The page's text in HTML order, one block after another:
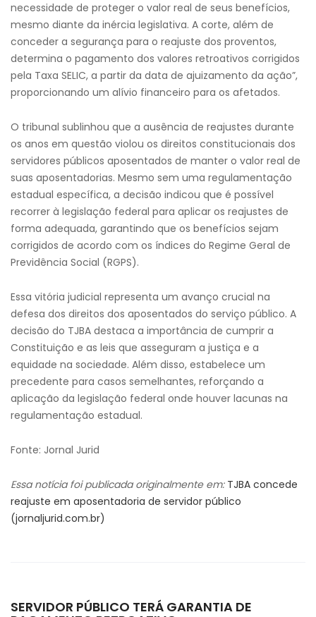
necessidade de proteger o valor real de seus benefícios,
mesmo diante da inércia legislativa. A corte, além de
conceder a segurança para o reajuste dos proventos,
determina o pagamento dos valores retroativos corrigidos
pela Taxa SELIC, a partir da data de ajuizamento da ação”,
proporcionando um alívio financeiro para os afetados.
O tribunal sublinhou que a ausência de reajustes durante
os anos em questão violou os direitos constitucionais dos
servidores públicos aposentados de manter o valor real de
suas aposentadorias. Mesmo sem uma regulamentação
estadual específica, a decisão indicou que é possível
recorrer à legislação federal para aplicar os reajustes de
forma adequada, garantindo que os benefícios sejam
corrigidos de acordo com os índices do Regime Geral de
Previdência Social (RGPS).
Essa vitória judicial representa um avanço crucial na
defesa dos direitos dos aposentados do serviço público. A
decisão do TJBA destaca a importância de cumprir a
Constituição e as leis que asseguram a justiça e a
equidade na sociedade. Além disso, estabelece um
precedente para casos semelhantes, reforçando a
aplicação da legislação federal onde houver lacunas na
regulamentação estadual.
Fonte: Jornal Jurid
Essa notícia foi publicada originalmente em: TJBA concede
reajuste em aposentadoria de servidor público
(jornaljurid.com.br)
SERVIDOR PÚBLICO TERÁ GARANTIA DE